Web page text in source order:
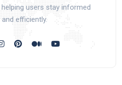
users stay informed
and efficiently.